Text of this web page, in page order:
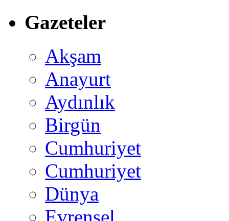
Gazeteler
Akşam
Anayurt
Aydınlık
Birgün
Cumhuriyet
Cumhuriyet
Dünya